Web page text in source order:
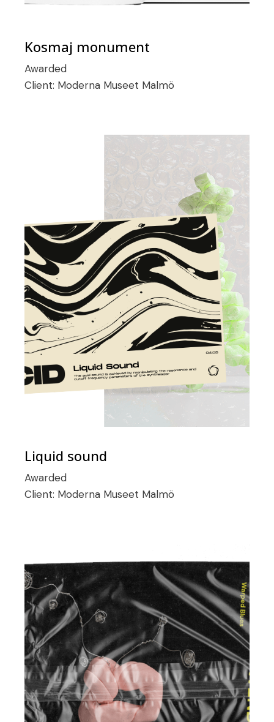
Kosmaj monument
Awarded
Client: Moderna Museet Malmö
Liquid sound
Awarded
Client: Moderna Museet Malmö